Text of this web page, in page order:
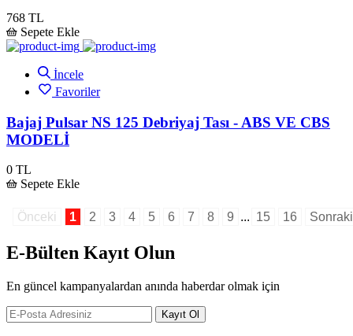
768 TL
Sepete Ekle
İncele
Favoriler
Bajaj Pulsar NS 125 Debriyaj Tası - ABS VE CBS
MODELİ
0 TL
Sepete Ekle
Önceki 1 2 3 4 5 6 7 8 9 ... 15 16 Sonraki
E-Bülten Kayıt Olun
En güncel kampanyalardan anında haberdar olmak için
Kayıt Ol